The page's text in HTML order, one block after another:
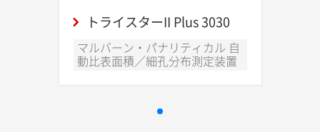
トライスターII Plus 3030
マルバーン・パナリティカル 自
動比表面積／細孔分布測定装置